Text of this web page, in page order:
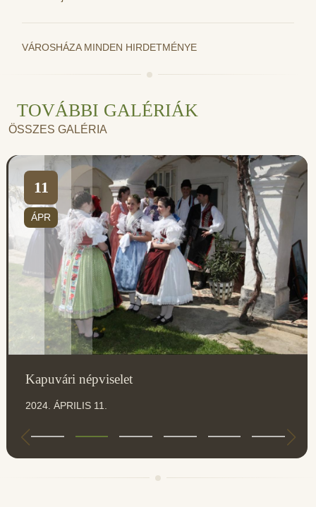
VÁROSHÁZA MINDEN HIRDETMÉNYE
TOVÁBBI GALÉRIÁK
ÖSSZES GALÉRIA
11
ÁPR
Kapuvári népviselet
2024. ÁPRILIS 11.